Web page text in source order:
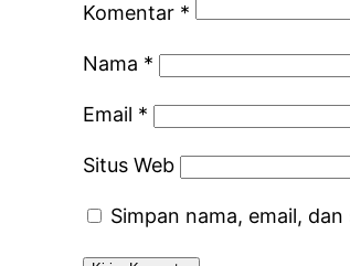
Komentar *
Nama *
Email *
Situs Web
Simpan nama, email,